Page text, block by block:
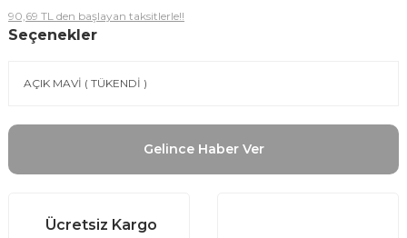
90,69 TL den başlayan taksitlerle!!
Seçenekler
Gelince Haber Ver
Ücretsiz Kargo